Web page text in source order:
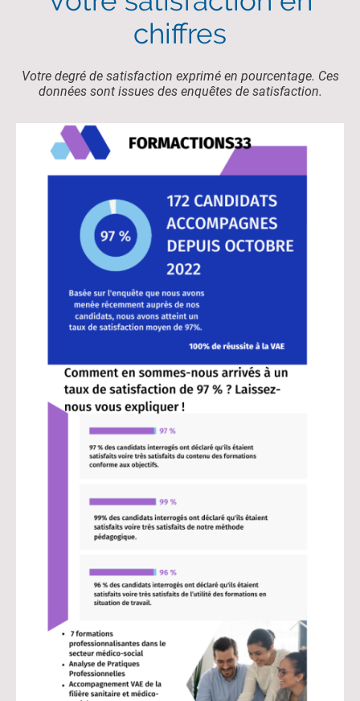
chiffres
Votre degré de satisfaction exprimé en pourcentage. Ces
données sont issues des enquêtes de satisfaction.